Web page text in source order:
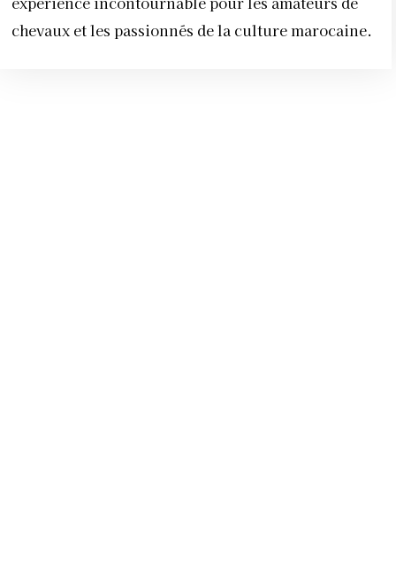
chevaux et les passionnés de la culture marocaine.